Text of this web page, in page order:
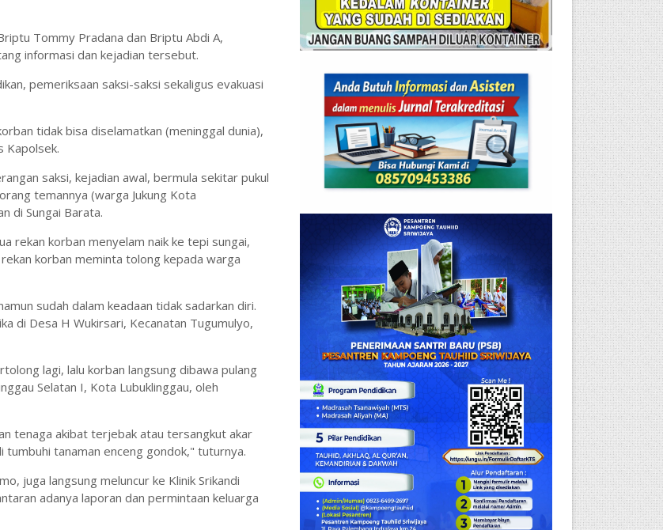
Tommy Pradana dan Briptu Abdi A,
informasi dan kejadian tersebut.
pemeriksaan saksi-saksi sekaligus evakuasi
tidak bisa diselamatkan (meninggal dunia),
Kapolsek.
saksi, kejadian awal, bermula sekitar pukul
temannya (warga Jukung Kota
di Sungai Barata.
rekan korban menyelam naik ke tepi sungai,
korban meminta tolong kepada warga
sudah dalam keadaan tidak sadarkan diri.
di Desa H Wukirsari, Kecanatan Tugumulyo,
lagi, lalu korban langsung dibawa pulang
Selatan I, Kota Lubuklinggau, oleh
tenaga akibat terjebak atau tersangkut akar
tumbuhi tanaman enceng gondok," tuturnya.
juga langsung meluncur ke Klinik Srikandi
adanya laporan dan permintaan keluarga